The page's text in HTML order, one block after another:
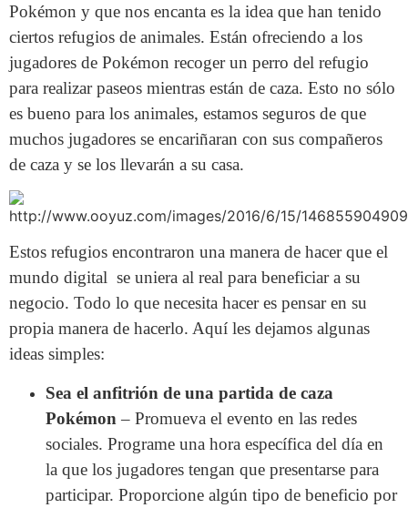
Pokémon y que nos encanta es la idea que han tenido
ciertos refugios de animales. Están ofreciendo a los
jugadores de Pokémon recoger un perro del refugio
para realizar paseos mientras están de caza. Esto no sólo
es bueno para los animales, estamos seguros de que
muchos jugadores se encariñaran con sus compañeros
de caza y se los llevarán a su casa.
Estos refugios encontraron una manera de hacer que el
mundo digital se uniera al real para beneficiar a su
negocio. Todo lo que necesita hacer es pensar en su
propia manera de hacerlo. Aquí les dejamos algunas
ideas simples:
Sea el anfitrión de una partida de caza
Pokémon – Promueva el evento en las redes
sociales. Programe una hora específica del día en
la que los jugadores tengan que presentarse para
participar. Proporcione algún tipo de beneficio por